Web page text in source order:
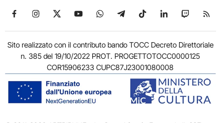
Seguici su Facebook
Seguici su Instagram
Seguici su X
Seguici su YouTube
Seguici su WhatsApp
Seguici su Telegram
Seguici su TikTok
Seguici su
Seguici
Sito realizzato con il contributo bando TOCC Decreto Direttoriale
n. 385 del 19/10/2022 PROT. PROGETTOTOCC0000125
COR15906233 CUPC87J23001080008